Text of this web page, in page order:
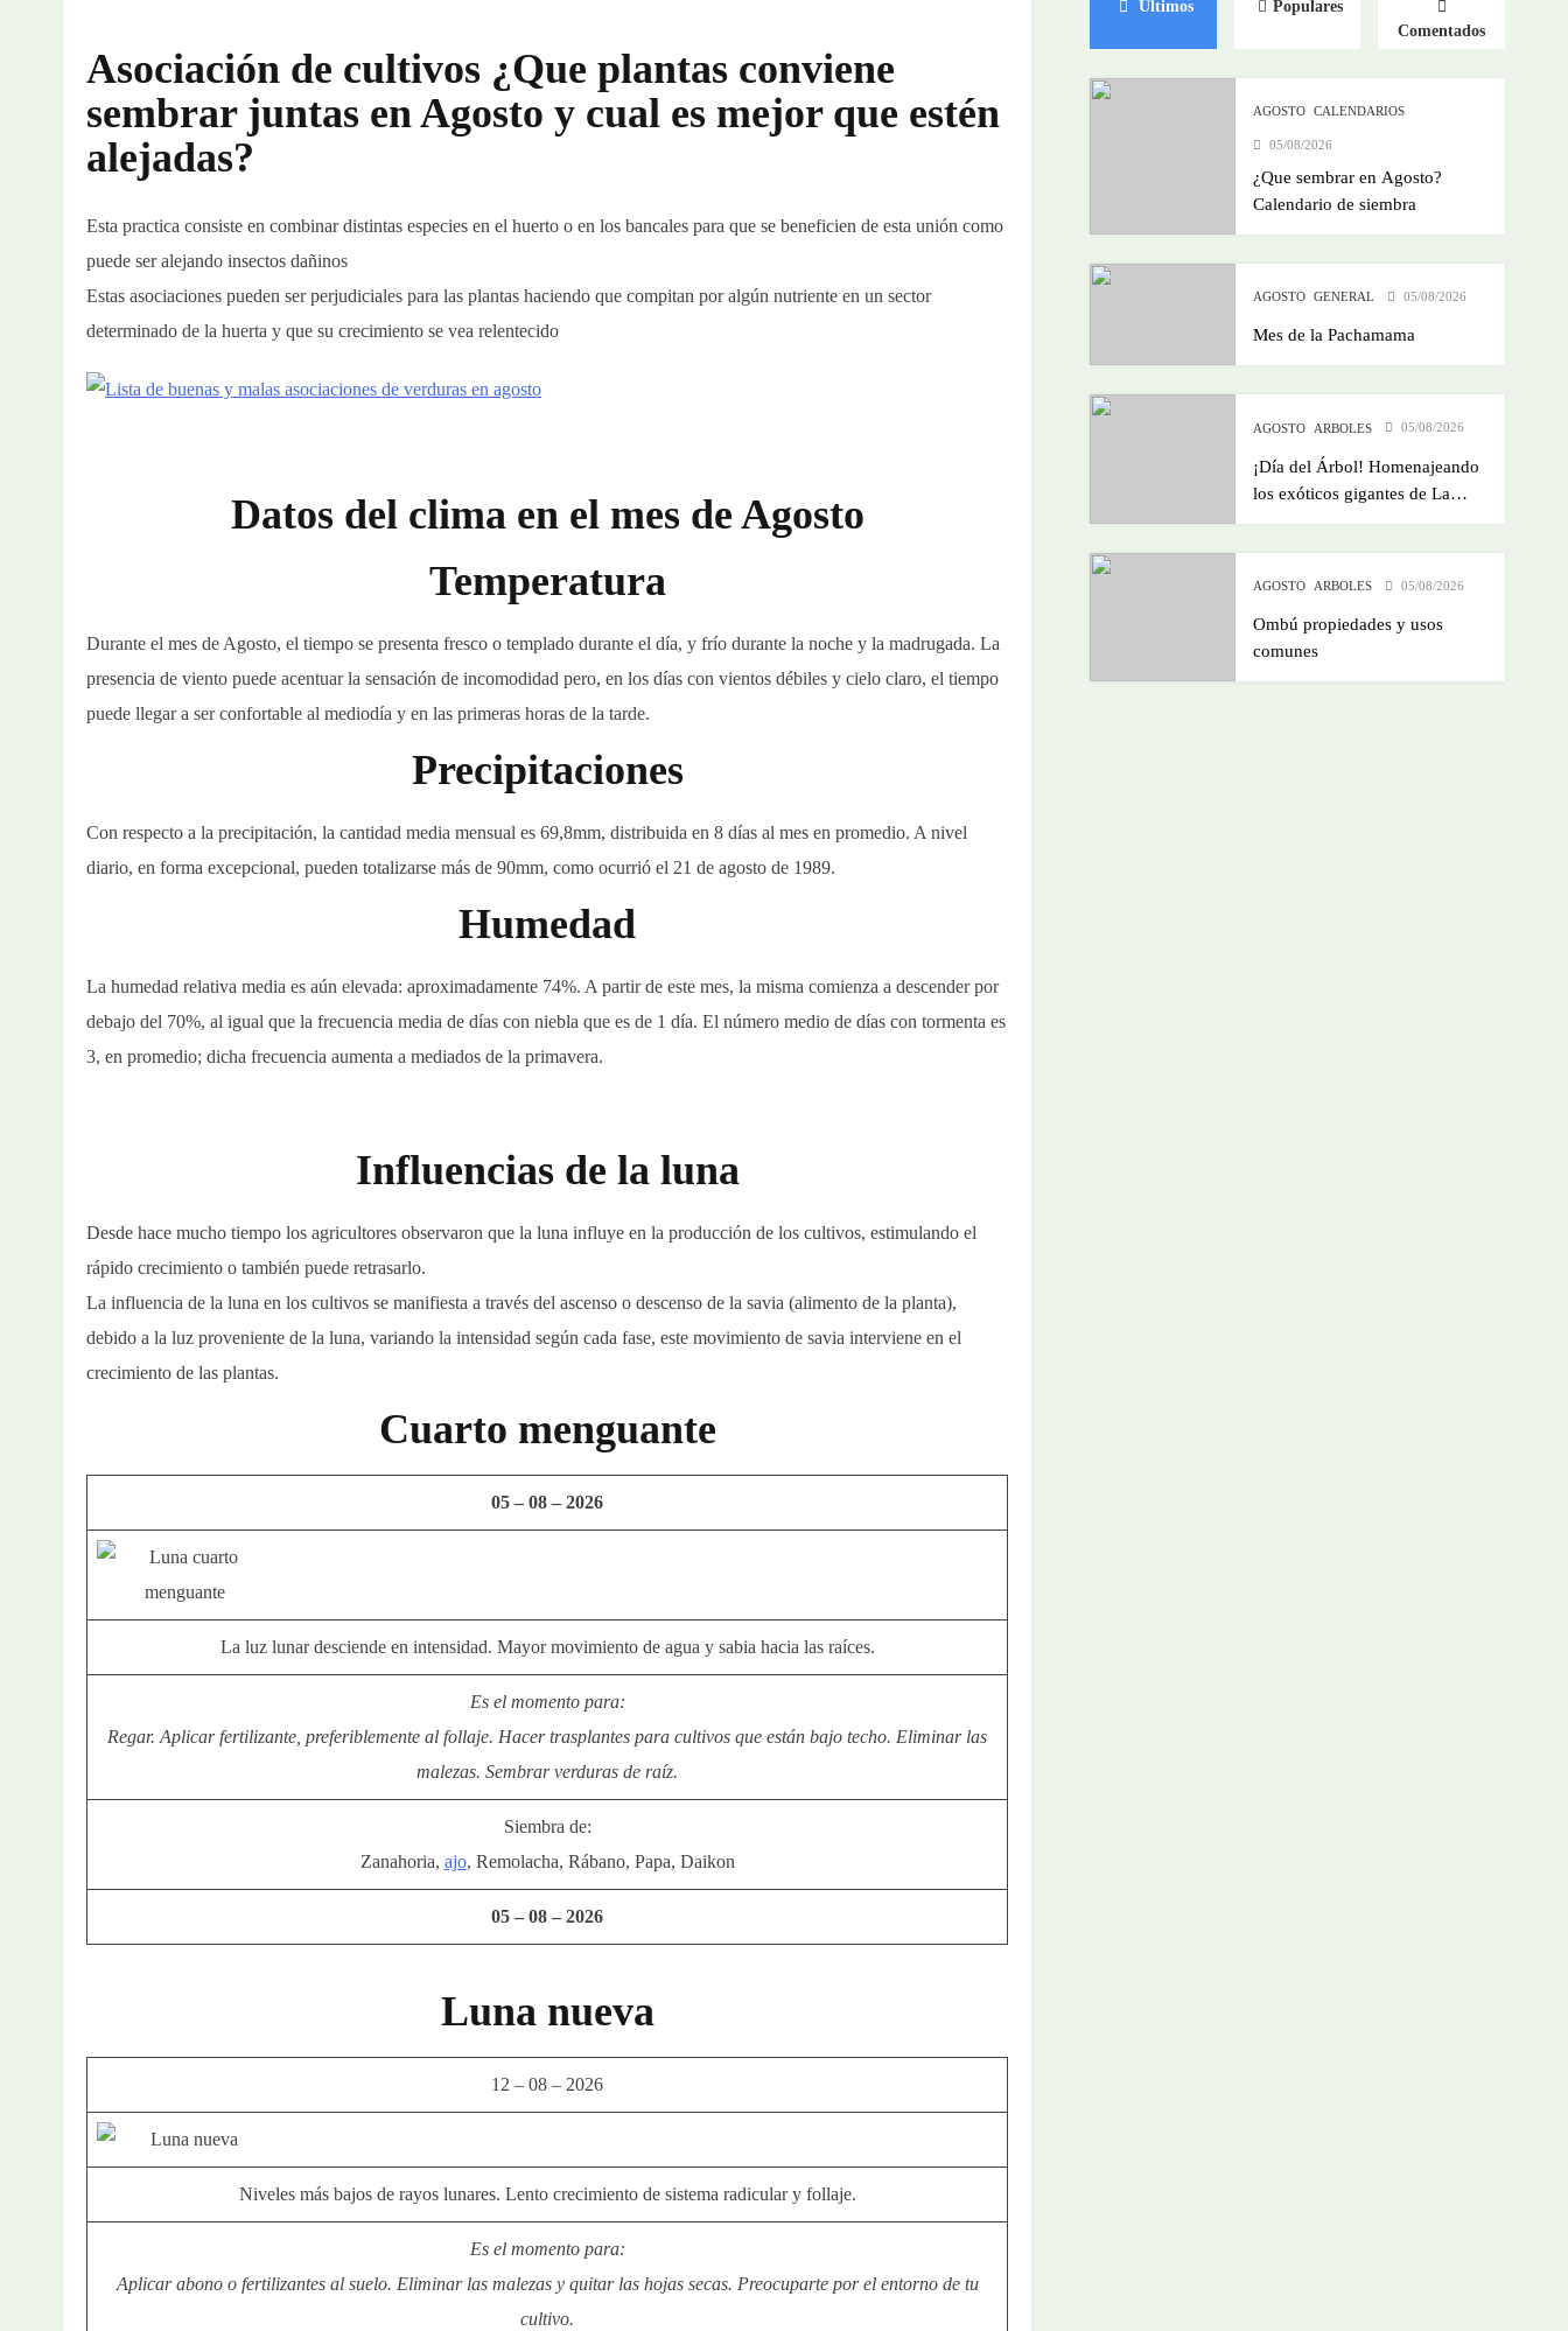
Asociación de cultivos ¿Que plantas conviene
sembrar juntas en Agosto y cual es mejor que estén
alejadas?
Esta practica consiste en combinar distintas especies en el huerto o en los bancales para que se beneficien de esta unión como
puede ser alejando insectos dañinos
Estas asociaciones pueden ser perjudiciales para las plantas haciendo que compitan por algún nutriente en un sector
determinado de la huerta y que su crecimiento se vea relentecido
Datos del clima en el mes de Agosto
Temperatura
Durante el mes de Agosto, el tiempo se presenta fresco o templado durante el día, y frío durante la noche y la madrugada. La
presencia de viento puede acentuar la sensación de incomodidad pero, en los días con vientos débiles y cielo claro, el tiempo
puede llegar a ser confortable al mediodía y en las primeras horas de la tarde.
Precipitaciones
Con respecto a la precipitación, la cantidad media mensual es 69,8mm, distribuida en 8 días al mes en promedio. A nivel
diario, en forma excepcional, pueden totalizarse más de 90mm, como ocurrió el 21 de agosto de 1989.
Humedad
La humedad relativa media es aún elevada: aproximadamente 74%. A partir de este mes, la misma comienza a descender por
debajo del 70%, al igual que la frecuencia media de días con niebla que es de 1 día. El número medio de días con tormenta es
3, en promedio; dicha frecuencia aumenta a mediados de la primavera.
Influencias de la luna
Desde hace mucho tiempo los agricultores observaron que la luna influye en la producción de los cultivos, estimulando el
rápido crecimiento o también puede retrasarlo.
La influencia de la luna en los cultivos se manifiesta a través del ascenso o descenso de la savia (alimento de la planta),
debido a la luz proveniente de la luna, variando la intensidad según cada fase, este movimiento de savia interviene en el
crecimiento de las plantas.
Cuarto menguante
05 – 08 – 2026
La luz lunar desciende en intensidad. Mayor movimiento de agua y sabia hacia las raíces.
Es el momento para:
Regar. Aplicar fertilizante, preferiblemente al follaje. Hacer trasplantes para cultivos que están bajo techo. Eliminar las
malezas. Sembrar verduras de raíz.
Siembra de:
Zanahoria, ajo, Remolacha, Rábano, Papa, Daikon
05 – 08 – 2026
Luna nueva
12 – 08 – 2026
Niveles más bajos de rayos lunares. Lento crecimiento de sistema radicular y follaje.
Es el momento para:
Aplicar abono o fertilizantes al suelo. Eliminar las malezas y quitar las hojas secas. Preocuparte por el entorno de tu
cultivo.
Ultimos
Populares
Comentados
AGOSTO CALENDARIOS
05/08/2026
¿Que sembrar en Agosto?
Calendario de siembra
AGOSTO GENERAL 05/08/2026
Mes de la Pachamama
AGOSTO ARBOLES 05/08/2026
¡Día del Árbol! Homenajeando
los exóticos gigantes de La
Plata!
AGOSTO ARBOLES 05/08/2026
Ombú propiedades y usos
comunes